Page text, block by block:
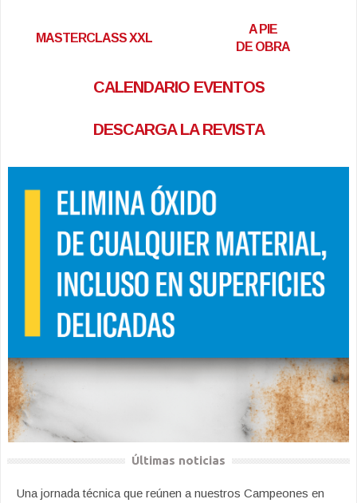
MASTERCLASS XXL
A PIE
DE OBRA
CALENDARIO EVENTOS
DESCARGA LA REVISTA
Últimas noticias
Una jornada técnica que reúnen a nuestros Campeones en